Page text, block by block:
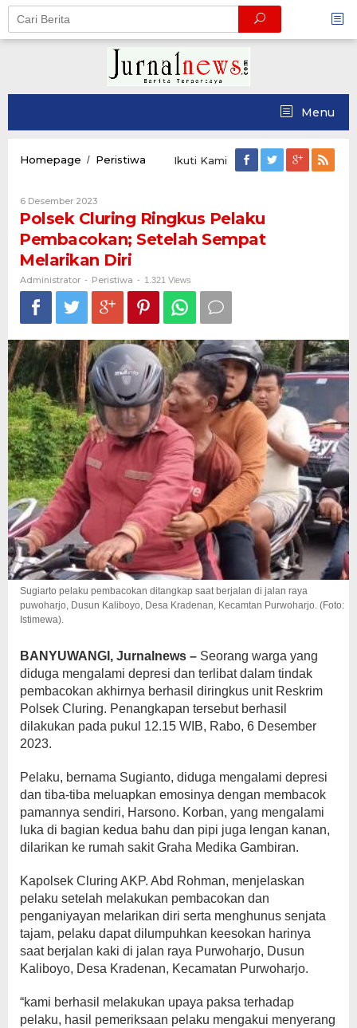
Skip
content
Menu
Homepage / Peristiwa Polsek
Pembacokan;
Setelah
Sempat
Ikuti Kami
6 Desember 2023Oleh
Administrator
Polsek Cluring Ringkus Pelaku
Pembacokan; Setelah Sempat
Melarikan Diri
Administrator - Peristiwa - 1.321 Views
Sugiarto pelaku pembacokan ditangkap saat berjalan di jalan raya
puwoharjo, Dusun Kaliboyo, Desa Kradenan, Kecamtan Purwoharjo. (Foto:
Istimewa).
BANYUWANGI, Jurnalnews – Seorang warga yang
diduga mengalami depresi dan terlibat dalam tindak
pembacokan akhirnya berhasil diringkus unit Reskrim
Polsek Cluring. Penangkapan tersebut berhasil
dilakukan pada pukul 12.15 WIB, Rabo, 6 Desember
2023.
Pelaku, bernama Sugianto, diduga mengalami depresi
dan tiba-tiba meluapkan emosinya dengan membacok
pamannya sendiri, Harsono. Korban, yang mengalami
luka di bagian kedua bahu dan pipi juga lengan kanan,
dilarikan ke rumah sakit Graha Medika Gambiran.
Kapolsek Cluring AKP. Abd Rohman, menjelaskan
pelaku setelah melakukan pembacokan dan
penganiyayan melarikan diri serta menghunus senjata
tajam, pelaku dapat dilumpuhkan keesokan harinya
saat berjalan kaki di jalan raya Purwoharjo, Dusun
Kaliboyo, Desa Kradenan, Kecamatan Purwoharjo.
“kami berhasil melakukan upaya paksa terhadap
pelaku, hasil pemeriksaan pelaku mengakui menyerang